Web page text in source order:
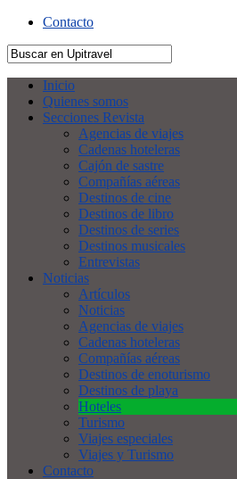
Contacto
Inicio
Quienes somos
Secciones Revista
Agencias de viajes
Cadenas hoteleras
Cajón de sastre
Compañías aéreas
Destinos de cine
Destinos de libro
Destinos de series
Destinos musicales
Entrevistas
Noticias
Artículos
Noticias
Agencias de viajes
Cadenas hoteleras
Compañías aéreas
Destinos de enoturismo
Destinos de playa
Hoteles
Turismo
Viajes especiales
Viajes y Turismo
Contacto